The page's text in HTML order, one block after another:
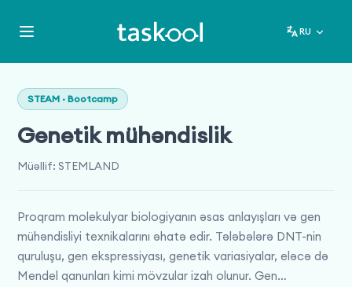
RU
STEAM · Bootcamp
Genetik mühəndislik
Müəllif: STEMLAND
Proqram molekulyar biologiyanın əsas anlayışları və gen
mühəndisliyi texnikalarını əhatə edir. Tələbələrə DNT-nin
quruluşu, gen ekspressiyası, genetik variasiyalar, eləcə də
Mendel qanunları kimi mövzular izah olunur. Gen